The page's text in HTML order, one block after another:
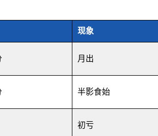
现象
月出
半影食始
初亏